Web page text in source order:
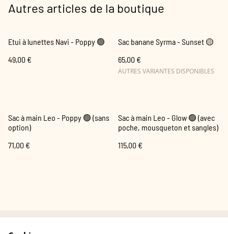
Autres articles de la boutique
Etui à lunettes Navi - Poppy 🟢
49,00 €
Sac banane Syrma - Sunset 🟡
65,00 €
AUTRES VARIANTES DISPONIBLES
Sac à main Leo - Poppy 🟢 (sans
option)
71,00 €
Sac à main Leo - Glow 🟢 (avec
poche, mousqueton et sangles)
115,00 €